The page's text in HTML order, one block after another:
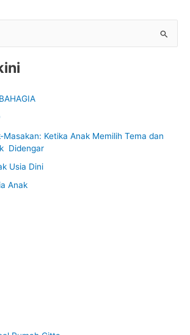
Masakan: Ketika Anak Memilih Tema dan
Didengar
Usia Dini
Anak